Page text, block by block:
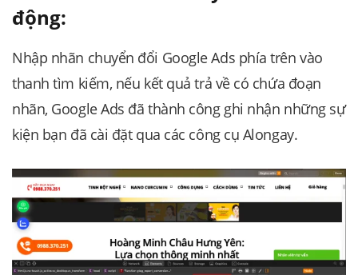
động:
Nhập nhãn chuyển đổi Google Ads phía trên vào
thanh tìm kiếm, nếu kết quả trả về có chứa đoạn
nhãn, Google Ads đã thành công ghi nhận những sự
kiện bạn đã cài đặt qua các công cụ Alongay.